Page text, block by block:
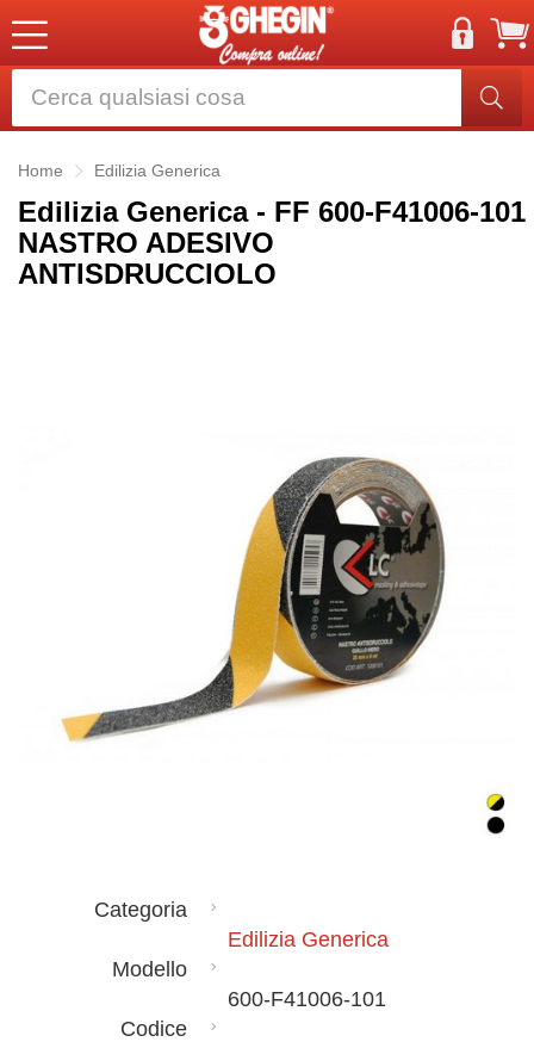
Home Edilizia Generica
Edilizia Generica - FF 600-F41006-101
NASTRO ADESIVO
ANTISDRUCCIOLO
Categoria
Edilizia Generica
Modello
600-F41006-101
Codice